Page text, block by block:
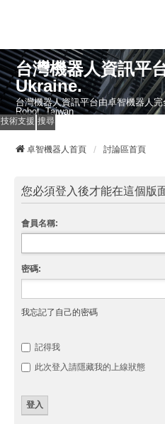
台灣機器人資訊平
Ukraine.
台灣機器人資訊平台由卓智機器人
Robot, Taiwan
技術支援 搜尋
卓智機器人首頁 討論區首頁
您必須登入後才能在這個版
會員名稱:
密碼:
我忘記了自己的密碼
記得我
此次登入請隱藏我的上線狀態